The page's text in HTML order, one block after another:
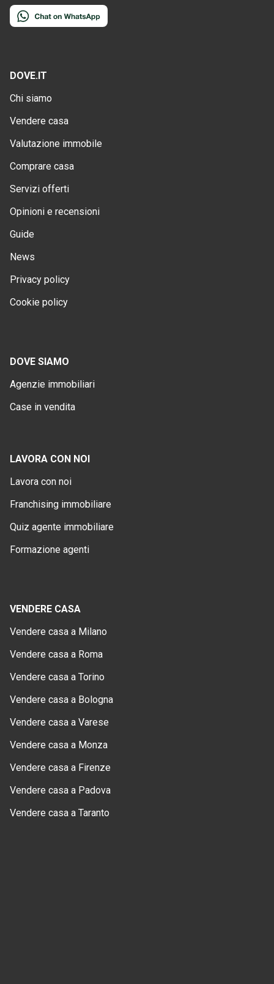
DOVE.IT
Chi siamo
Vendere casa
Valutazione immobile
Comprare casa
Servizi offerti
Opinioni e recensioni
Guide
News
Privacy policy
Cookie policy
DOVE SIAMO
Agenzie immobiliari
Case in vendita
LAVORA CON NOI
Lavora con noi
Franchising immobiliare
Quiz agente immobiliare
Formazione agenti
VENDERE CASA
Vendere casa a Milano
Vendere casa a Roma
Vendere casa a Torino
Vendere casa a Bologna
Vendere casa a Varese
Vendere casa a Monza
Vendere casa a Firenze
Vendere casa a Padova
Vendere casa a Taranto